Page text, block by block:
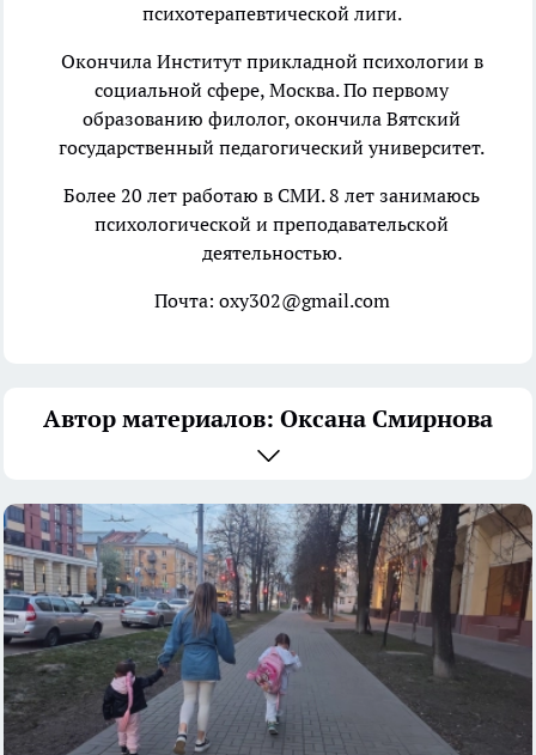
психотерапевтической лиги.
Окончила Институт прикладной психологии в
социальной сфере, Москва. По первому
образованию филолог, окончила Вятский
государственный педагогический университет.
Более 20 лет работаю в СМИ. 8 лет занимаюсь
психологической и преподавательской
деятельностью.
Почта: oxy302@gmail.com
Автор материалов: Оксана Смирнова